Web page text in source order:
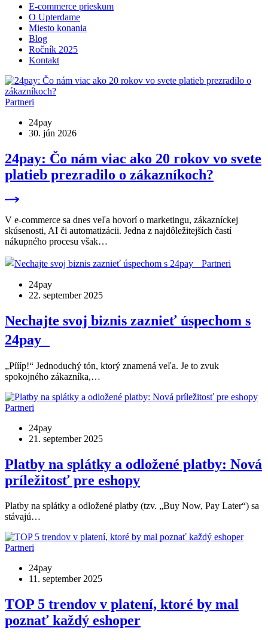
E-commerce prieskum
O Upterdame
Miesto konania
Blog
Ročník 2025
Kontakt
Partneri
24pay
30. jún 2026
24pay: Čo nám viac ako 20 rokov vo svete
platieb prezradilo o zákazníkoch?
V e‑commerce sa dnes veľa hovorí o marketingu, zákazníckej
skúsenosti, AI či automatizácii. Jedna z najdôležitejších častí
nákupného procesu však…
Partneri
24pay
22. september 2025
Nechajte svoj biznis zaznieť úspechom s
24pay
„Píííp!“ Jednoduchý tón, ktorý znamená veľa. Je to zvuk
spokojného zákazníka,…
Partneri
24pay
21. september 2025
Platby na splátky a odložené platby: Nová
príležitosť pre eshopy
Platby na splátky a odložené platby (tzv. „Buy Now, Pay Later“) sa
stávajú…
Partneri
24pay
11. september 2025
TOP 5 trendov v platení, ktoré by mal
poznať každý eshoper